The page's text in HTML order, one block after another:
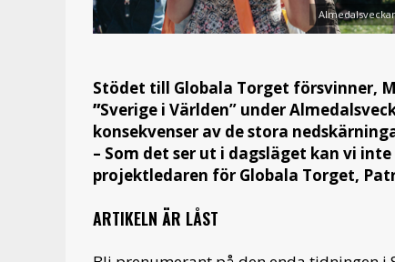
Stödet till Globala Torget försvinner,
”Sverige i Världen” under
konsekvenser av de stora
– Som det ser ut i dagsläget kan vi
projektledaren för Globala Torget,
ARTIKELN ÄR LÅST